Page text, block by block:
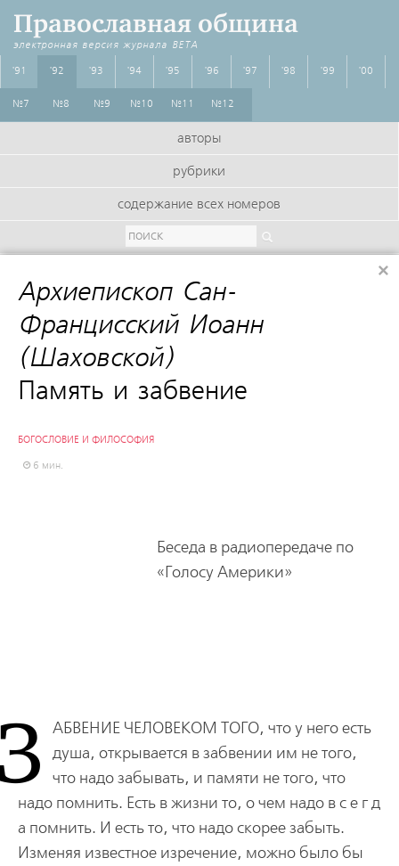
Православная община
электронная версия журнала BETA
'91 '92
№7 №8 №9 №10 №11 №12
'93 '94 '95 '96 '97 '98 '99 '00
авторы
рубрики
содержание всех номеров
Архиепископ Сан-
Францисский Иоанн
(Шаховской):
Память и забвение
БОГОСЛОВИЕ И ФИЛОСОФИЯ
6 мин.
Беседа в радиопередаче по
«Голосу Америки»
АБВЕНИЕ ЧЕЛОВЕКОМ ТОГО, что у него есть
душа, открывается в забвении им не того,
что надо забывать, и памяти не того, что
надо помнить. Есть в жизни то, о чем надо в с е г д
а помнить. И есть то, что надо скорее забыть.
Изменяя известное изречение, можно было бы
×